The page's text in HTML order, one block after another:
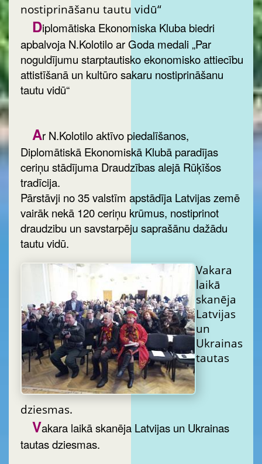
nostiprināšanu tautu vidū“
Diplomātiska Ekonomiska Kluba biedri
apbalvoja N.Kolotilo ar Goda medali „Par
noguldījumu starptautisko ekonomisko attiecību
attistīšanā un kultūro sakaru nostiprināšanu
tautu vidū“
Ar N.Kolotilo aktīvo piedalīšanos,
Diplomātiskā Ekonomiskā Klubā paradījas
ceriņu stādījuma Draudzības alejā Rūķīšos
tradīcija.
Pārstāvji no 35 valstīm apstādīja Latvijas zemē
vairāk nekā 120 ceriņu krūmus, nostiprinot
draudzibu un savstarpēju saprašānu dažādu
tautu vidū.
Vakara
laikā
skanēja
Latvijas
un
Ukrainas
tautas
dziesmas.
Vakara laikā skanēja Latvijas un Ukrainas
tautas dziesmas.